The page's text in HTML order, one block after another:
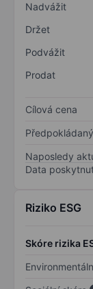
Nadvážit
Držet
Podvážit
Prodat
Cílová cena
Naposledy
Data
Riziko ESG
Skóre rizika